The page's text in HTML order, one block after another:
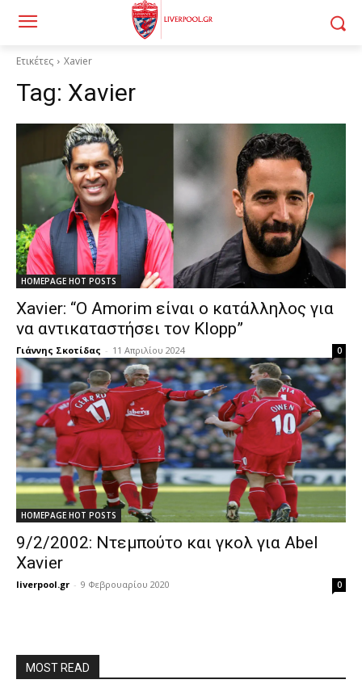
Ετικέτες Xavier
Tag: Xavier
HOMEPAGE HOT POSTS
Xavier: “Ο Amorim είναι ο κατάλληλος για
να αντικαταστήσει τον Klopp”
Γιάννης Σκοτίδας - 11 Απριλίου 2024 0
HOMEPAGE HOT POSTS
9/2/2002: Ντεμπούτο και γκολ για Abel
Xavier
liverpool.gr - 9 Φεβρουαρίου 2020 0
MOST READ